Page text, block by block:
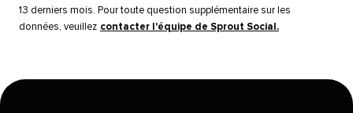
13 derniers mois. Pour toute question supplémentaire sur les
données, veuillez contacter l'équipe de Sprout Social.​​